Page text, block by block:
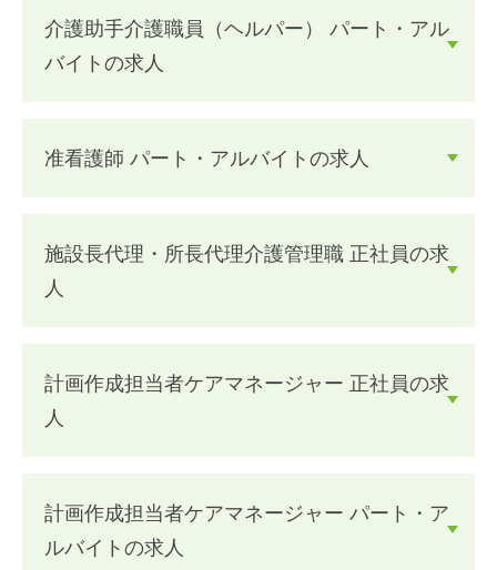
介護助手介護職員（ヘルパー） パート・アル
バイトの求人
准看護師 パート・アルバイトの求人
施設長代理・所長代理介護管理職 正社員の求
人
計画作成担当者ケアマネージャー 正社員の求
人
計画作成担当者ケアマネージャー パート・ア
ルバイトの求人